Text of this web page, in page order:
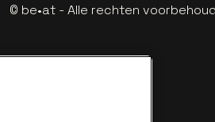
© be•at - Alle rechten